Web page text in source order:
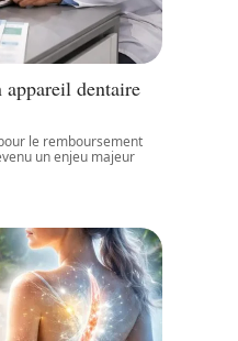
appareil dentaire
le remboursement
un enjeu majeur